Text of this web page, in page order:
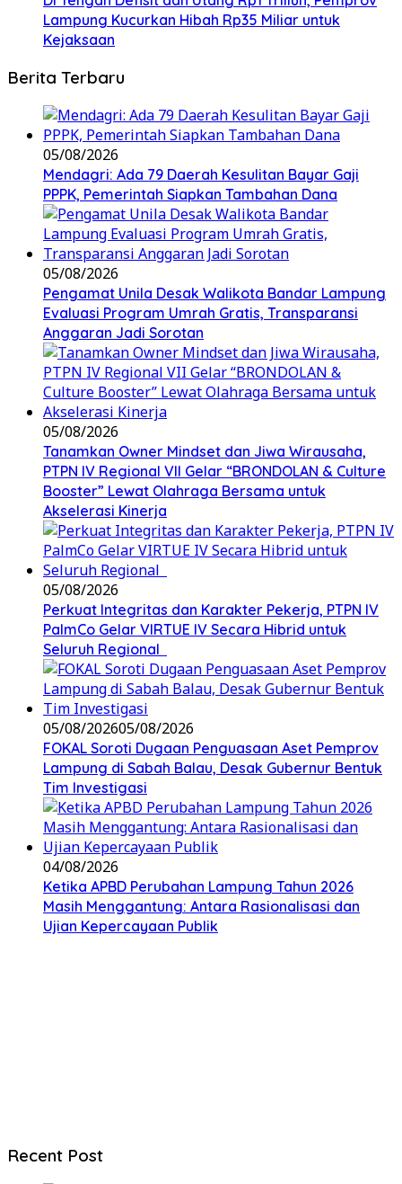
Lampung Kucurkan Hibah Rp35 Miliar untuk
Kejaksaan
Berita Terbaru
05/08/2026
Mendagri: Ada 79 Daerah Kesulitan Bayar Gaji
PPPK, Pemerintah Siapkan Tambahan Dana
05/08/2026
Pengamat Unila Desak Walikota Bandar Lampung
Evaluasi Program Umrah Gratis, Transparansi
Anggaran Jadi Sorotan
05/08/2026
Tanamkan Owner Mindset dan Jiwa Wirausaha,
PTPN IV Regional VII Gelar “BRONDOLAN & Culture
Booster” Lewat Olahraga Bersama untuk
Akselerasi Kinerja
05/08/2026
Perkuat Integritas dan Karakter Pekerja, PTPN IV
PalmCo Gelar VIRTUE IV Secara Hibrid untuk
Seluruh Regional
05/08/202605/08/2026
FOKAL Soroti Dugaan Penguasaan Aset Pemprov
Lampung di Sabah Balau, Desak Gubernur Bentuk
Tim Investigasi
04/08/2026
Ketika APBD Perubahan Lampung Tahun 2026
Masih Menggantung: Antara Rasionalisasi dan
Ujian Kepercayaan Publik
Recent Post